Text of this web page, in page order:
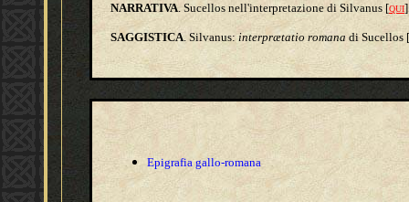
NARRATIVA. Sucellos nell'interpretazione di Silvanus [QUI
SAGGISTICA. Silvanus:interprætatio romana di Sucellos [
Epigrafia gallo-romana